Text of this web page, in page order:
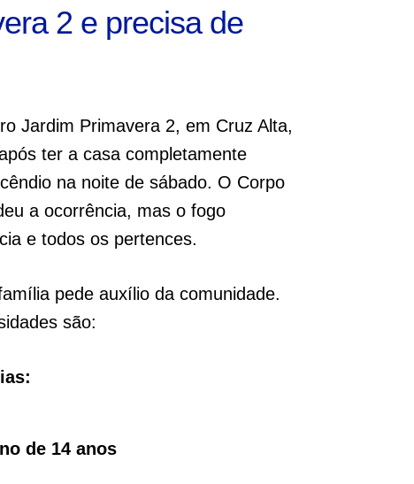
2 e precisa de
Jardim Primavera 2, em Cruz Alta,
ter a casa completamente
na noite de sábado. O Corpo
a ocorrência, mas o fogo
e todos os pertences.
pede auxílio da comunidade.
são:
de 14 anos